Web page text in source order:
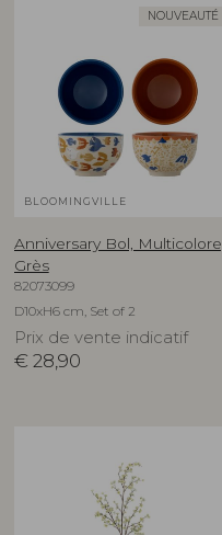
NOUVEAUTÉ
BLOOMINGVILLE
Anniversary Bol, Multicolore,
Grès
82073099
D10xH6 cm, Set of 2
Prix de vente indicatif
€ 28,90